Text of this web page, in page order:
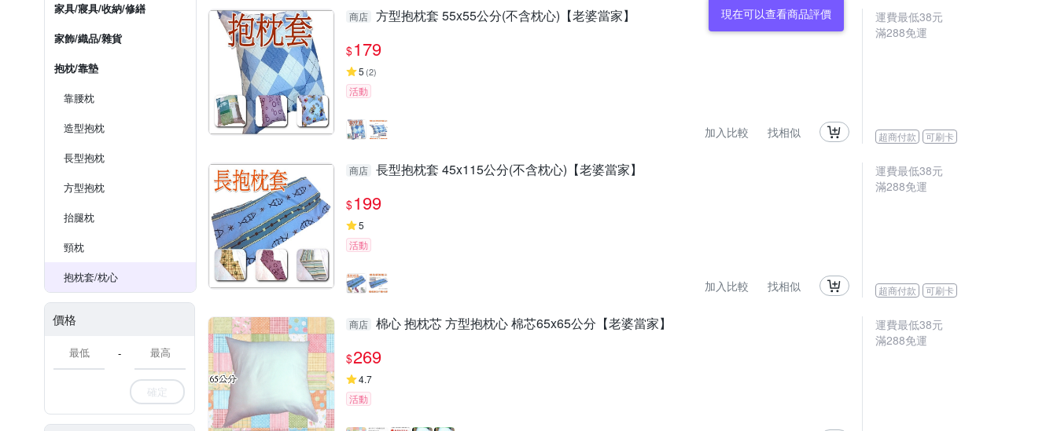
家具/寢具/收納/修繕
家飾/織品/雜貨
抱枕/靠墊
靠腰枕
造型抱枕
長型抱枕
方型抱枕
抬腿枕
頸枕
抱枕套/枕心
價格
-
確定
現在可以查看商品評價
商店 方型抱枕套 55x55公分(不含枕心)【老婆當家】
$179
5 (2)
活動
加入比較 找相似
運費最低38元
滿288免運
超商付款 可刷卡
商店 長型抱枕套 45x115公分(不含枕心)【老婆當家】
$199
5
活動
加入比較 找相似
運費最低38元
滿288免運
超商付款 可刷卡
商店 棉心 抱枕芯 方型抱枕心 棉芯65x65公分【老婆當家】
$269
4.7
活動
運費最低38元
滿288免運